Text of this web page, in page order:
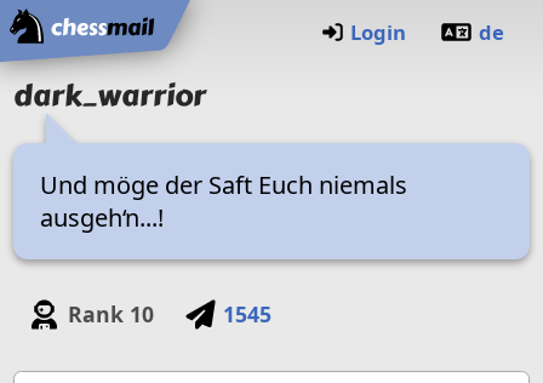
Home
Login de
dark_warrior
Und möge der Saft Euch niemals
ausgeh‘n...!
Rank 10 1545